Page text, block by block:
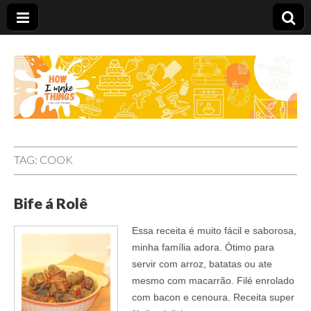
Carolina Stefano
TAG: COOK
Bife á Rolê
Essa receita é muito fácil e saborosa,
minha família adora. Ótimo para
servir com arroz, batatas ou ate
mesmo com macarrão. Filé enrolado
com bacon e cenoura. Receita super